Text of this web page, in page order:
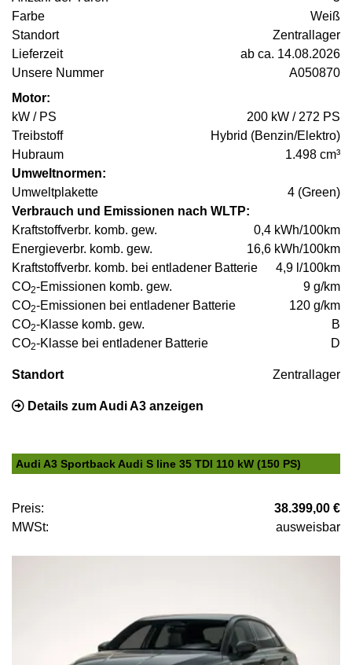
Farbe
Weiß
Standort
Zentrallager
Lieferzeit
ab ca. 14.08.2026
Unsere Nummer
A050870
Motor:
kW / PS
200 kW / 272 PS
Treibstoff
Hybrid (Benzin/Elektro)
Hubraum
1.498 cm³
Umweltnormen:
Umweltplakette
4 (Green)
Verbrauch und Emissionen nach WLTP:
Kraftstoffverbr. komb. gew.
0,4 kWh/100km
Energieverbr. komb. gew.
16,6 kWh/100km
Kraftstoffverbr. komb. bei entladener Batterie
4,9 l/100km
CO2-Emissionen komb. gew.
9 g/km
CO2-Emissionen bei entladener Batterie
120 g/km
CO2-Klasse komb. gew.
B
CO2-Klasse bei entladener Batterie D
Standort Zentrallager
Details zum Audi A3 anzeigen
Audi A3 Sportback Audi S line 35 TDI 110 kW (150 PS)
Preis:
38.399,00 €
MWSt:
ausweisbar